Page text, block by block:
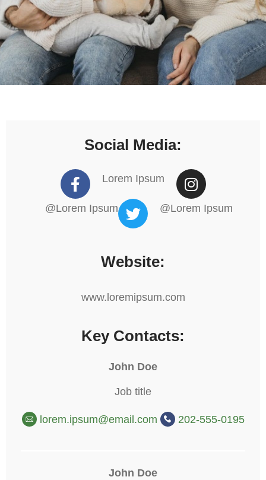
Social Media:
Lorem Ipsum
@Lorem Ipsum @Lorem Ipsum
Website:
www.loremipsum.com
Key Contacts:
John Doe
Job title
lorem.ipsum@email.com 202-555-0195
John Doe